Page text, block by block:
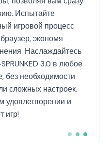
Испытайте
игровой процесс
экономя
Наслаждайтесь
3.0 в любое
без необходимости
сложных настроек.
удовлетворении и
игр!